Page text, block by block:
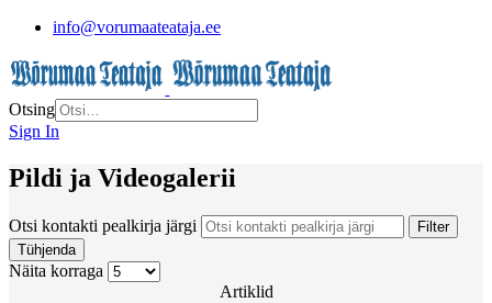
info@vorumaateataja.ee
Otsing
Sign In
Pildi ja Videogalerii
Otsi kontakti pealkirja järgi
Filter
Tühjenda
Näita korraga
Artiklid